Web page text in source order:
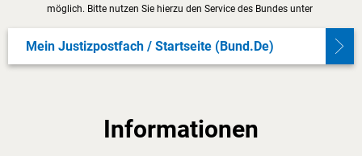
möglich. Bitte nutzen Sie hierzu den Service des Bundes unter
Mein Justizpostfach / Startseite (bund.de)
Informationen